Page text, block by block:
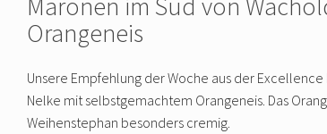
Orangeneis
Unsere Empfehlung der Woche aus der
Nelke mit selbstgemachtem Orangeneis. Das
Weihenstephan besonders cremig.